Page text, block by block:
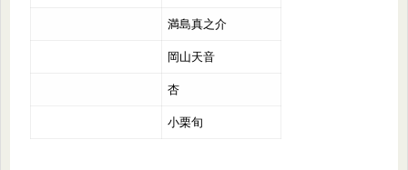
満島真之介
岡山天音
杏
小栗旬